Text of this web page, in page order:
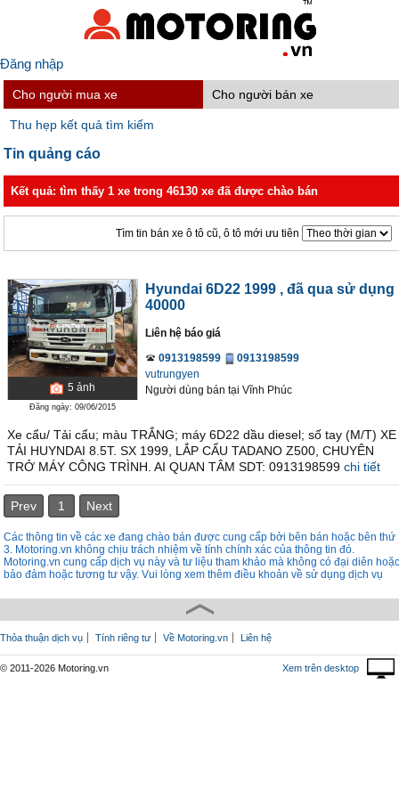
Đăng nhập
Cho người mua xe Cho người bán xe
Thu hẹp kết quả tìm kiếm
Tin quảng cáo
Kết quả: tìm thấy 1 xe trong 46130 xe đã được chào bán
Tìm tin bán xe ô tô cũ, ô tô mới ưu tiên
5 ảnh
Đăng ngày: 09/06/2015
Hyundai 6D22 1999 , đã qua sử dụng
40000
Liên hệ báo giá
0913198599
0913198599
vutrungyen
Người dùng bán tại Vĩnh Phúc
Xe cẩu/ Tải cẩu; màu TRẮNG; máy 6D22 dầu diesel; số tay (M/T) XE
TẢI HUYNDAI 8.5T. SX 1999, LẮP CẨU TADANO Z500, CHUYÊN
TRỞ MÁY CÔNG TRÌNH. AI QUAN TÂM SDT: 0913198599 chi tiết
Prev 1 Next
Các thông tin về các xe đang chào bán được cung cấp bởi bên bán hoặc bên thứ
3. Motoring.vn không chịu trách nhiệm về tính chính xác của thông tin đó.
Motoring.vn cung cấp dịch vụ này và tư liệu tham khảo mà không có đại diên hoặc
bảo đảm hoặc tương tư vậy. Vui lòng xem thêm điều khoản về sử dụng dịch vụ
Thỏa thuận dịch vụ Tính riêng tư Về Motoring.vn Liên hệ
© 2011-2026 Motoring.vn Xem trên desktop